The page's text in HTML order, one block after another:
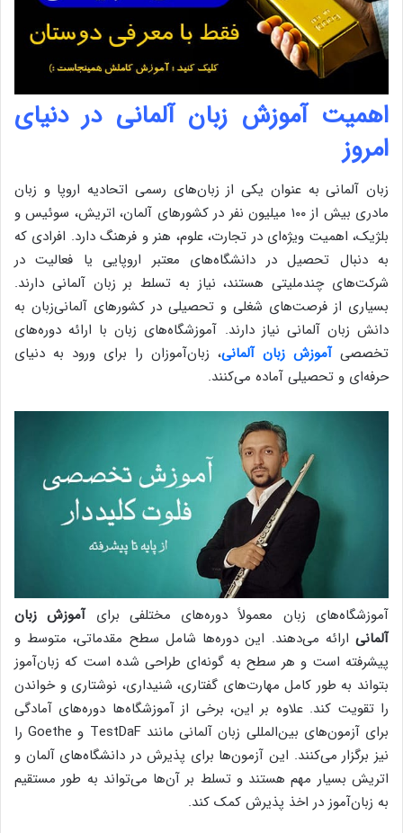
اهمیت آموزش زبان آلمانی در دنیای
امروز
زبان آلمانی به عنوان یکی از زبان‌های رسمی اتحادیه اروپا و زبان
مادری بیش از ۱۰۰ میلیون نفر در کشورهای آلمان، اتریش، سوئیس و
بلژیک، اهمیت ویژه‌ای در تجارت، علوم، هنر و فرهنگ دارد. افرادی که
به دنبال تحصیل در دانشگاه‌های معتبر اروپایی یا فعالیت در
شرکت‌های چندملیتی هستند، نیاز به تسلط بر زبان آلمانی دارند.
بسیاری از فرصت‌های شغلی و تحصیلی در کشورهای آلمانی‌زبان به
دانش زبان آلمانی نیاز دارند. آموزشگاه‌های زبان با ارائه دوره‌های
تخصصیآموزش زبان آلمانی، زبان‌آموزان را برای ورود به دنیای
حرفه‌ای و تحصیلی آماده می‌کنند.
آموزشگاه‌های زبان معمولاً دوره‌های مختلفی برایآموزش زبان
آلمانی ارائه می‌دهند. این دوره‌ها شامل سطح مقدماتی، متوسط و
پیشرفته است و هر سطح به گونه‌ای طراحی شده است که زبان‌آموز
بتواند به طور کامل مهارت‌های گفتاری، شنیداری، نوشتاری و خواندن
را تقویت کند. علاوه بر این، برخی از آموزشگاه‌ها دوره‌های آمادگی
برای آزمون‌های بین‌المللی زبان آلمانی مانند TestDaF و Goethe را
نیز برگزار می‌کنند. این آزمون‌ها برای پذیرش در دانشگاه‌های آلمان و
اتریش بسیار مهم هستند و تسلط بر آن‌ها می‌تواند به طور مستقیم
به زبان‌آموز در اخذ پذیرش کمک کند.